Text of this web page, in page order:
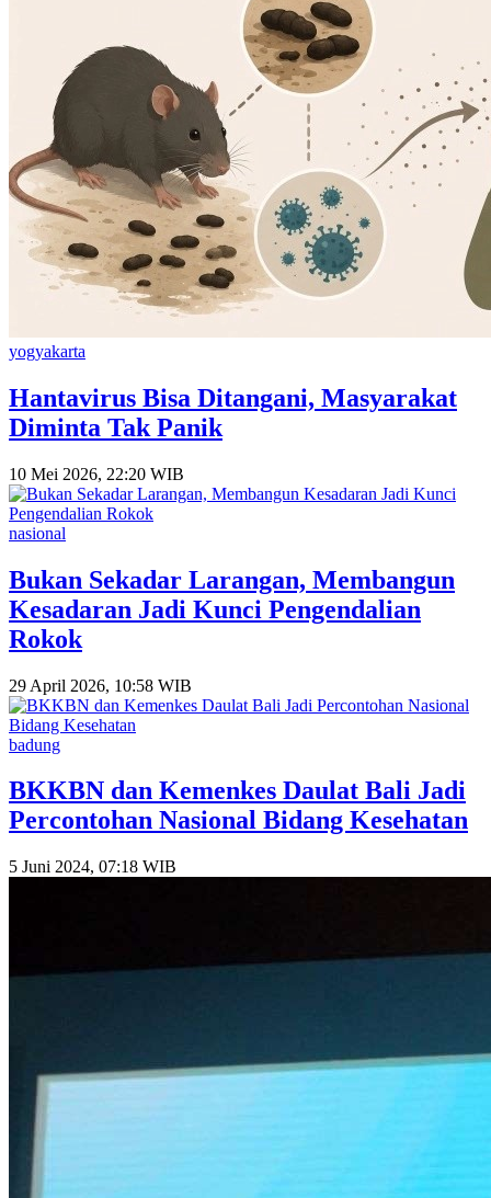
yogyakarta
Hantavirus Bisa Ditangani, Masyarakat
Diminta Tak Panik
10 Mei 2026, 22:20 WIB
nasional
Bukan Sekadar Larangan, Membangun
Kesadaran Jadi Kunci Pengendalian
Rokok
29 April 2026, 10:58 WIB
badung
BKKBN dan Kemenkes Daulat Bali Jadi
Percontohan Nasional Bidang Kesehatan
5 Juni 2024, 07:18 WIB